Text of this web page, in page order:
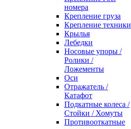
номера
Крепление груза
Крепление техники
Крылья
Лебедки
Носовые упоры /
Ролики /
Ложементы
Оси
Отражатель /
Катафот
Подкатные колеса /
Стойки / Хомуты
Противооткатные